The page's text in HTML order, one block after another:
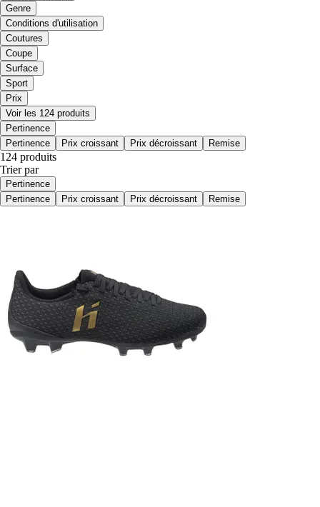
Genre
Conditions d'utilisation
Coutures
Coupe
Surface
Sport
Prix
Voir les 124 produits
Pertinence
Pertinence
Prix croissant Prix décroissant Remise
124 produits
Trier par
Pertinence
Pertinence
Prix croissant Prix décroissant Remise